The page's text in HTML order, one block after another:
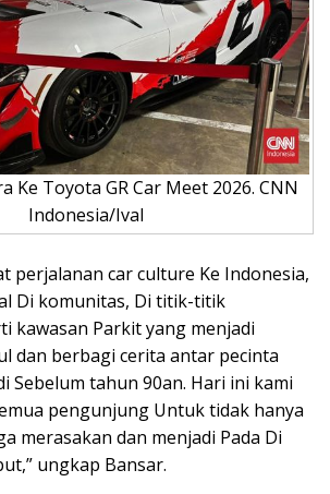
Ke Toyota GR Car Meet 2026. CNN
Indonesia/Ival
perjalanan car culture Ke Indonesia,
Di komunitas, Di titik-titik
kawasan Parkit yang menjadi
dan berbagi cerita antar pecinta
Sebelum tahun 90an. Hari ini kami
pengunjung Untuk tidak hanya
merasakan dan menjadi Pada Di
ungkap Bansar.